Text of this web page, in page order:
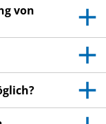
wenden Sie
Dies gilt auch
Siehe Abschnitt
von